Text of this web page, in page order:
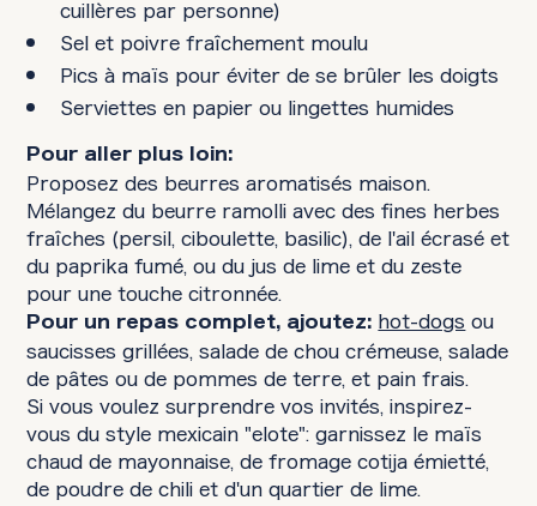
cuillères par personne)
Sel et poivre fraîchement moulu
Pics à maïs pour éviter de se brûler les doigts
Serviettes en papier ou lingettes humides
Pour aller plus loin:
Proposez des beurres aromatisés maison.
Mélangez du beurre ramolli avec des fines herbes
fraîches (persil, ciboulette, basilic), de l'ail écrasé et
du paprika fumé, ou du jus de lime et du zeste
pour une touche citronnée.
Pour un repas complet, ajoutez: hot-dogs ou
saucisses grillées, salade de chou crémeuse, salade
de pâtes ou de pommes de terre, et pain frais.
Si vous voulez surprendre vos invités, inspirez-
vous du style mexicain "elote": garnissez le maïs
chaud de mayonnaise, de fromage cotija émietté,
de poudre de chili et d'un quartier de lime.